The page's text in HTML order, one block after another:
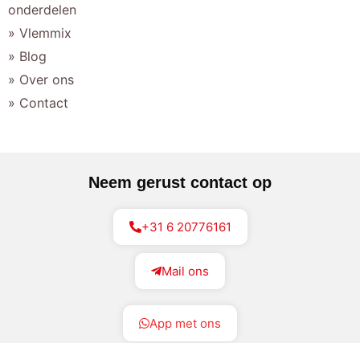
onderdelen
» Vlemmix
» Blog
» Over ons
» Contact
Neem gerust contact op
+31 6 20776161
Mail ons
App met ons